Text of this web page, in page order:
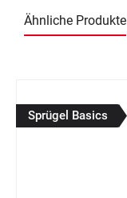
Ähnliche Produkte
Sprügel Basics